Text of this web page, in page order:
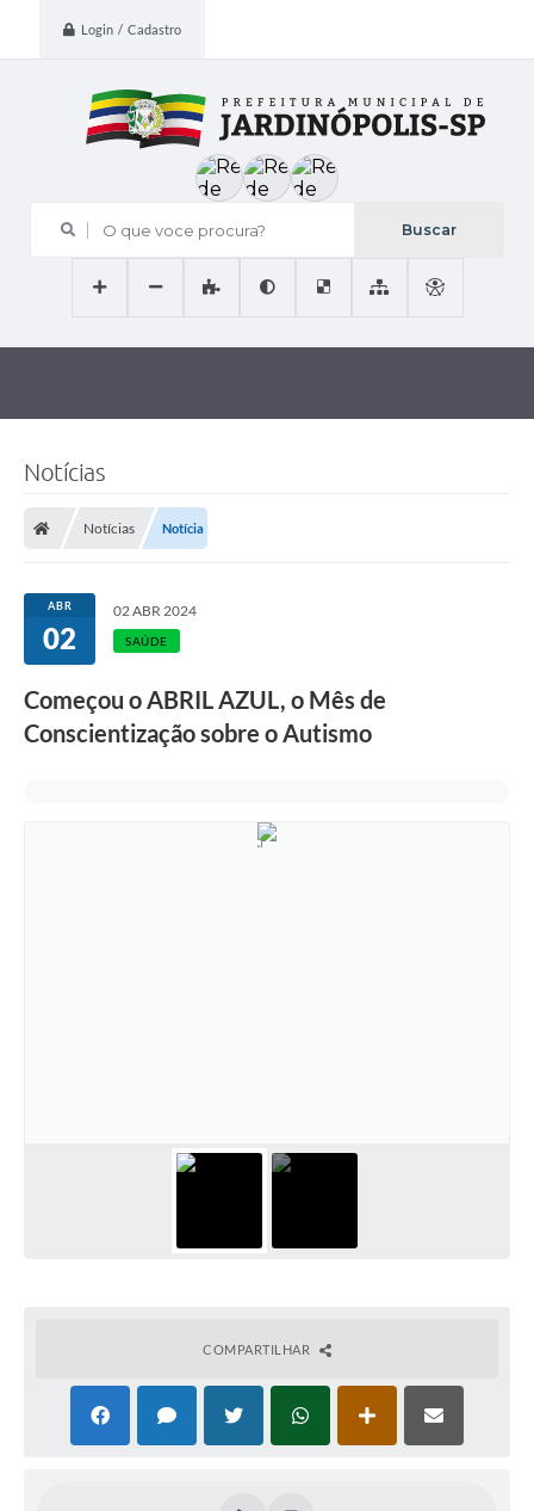
Login / Cadastro
O que voce procura?
Notícias
Notícias Notícia
ABR
02
02 ABR 2024
SAÚDE
Começou o ABRIL AZUL, o Mês de
Conscientização sobre o Autismo
COMPARTILHAR